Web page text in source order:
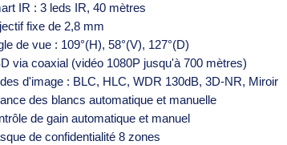
IR : 3 leds IR, 40 mètres
fixe de 2,8 mm
de vue : 109°(H), 58°(V), 127°(D)
via coaxial (vidéo 1080P jusqu'à 700 mètres)
d'image : BLC, HLC, WDR 130dB, 3D-NR, Miroir
des blancs automatique et manuelle
de gain automatique et manuel
de confidentialité 8 zones